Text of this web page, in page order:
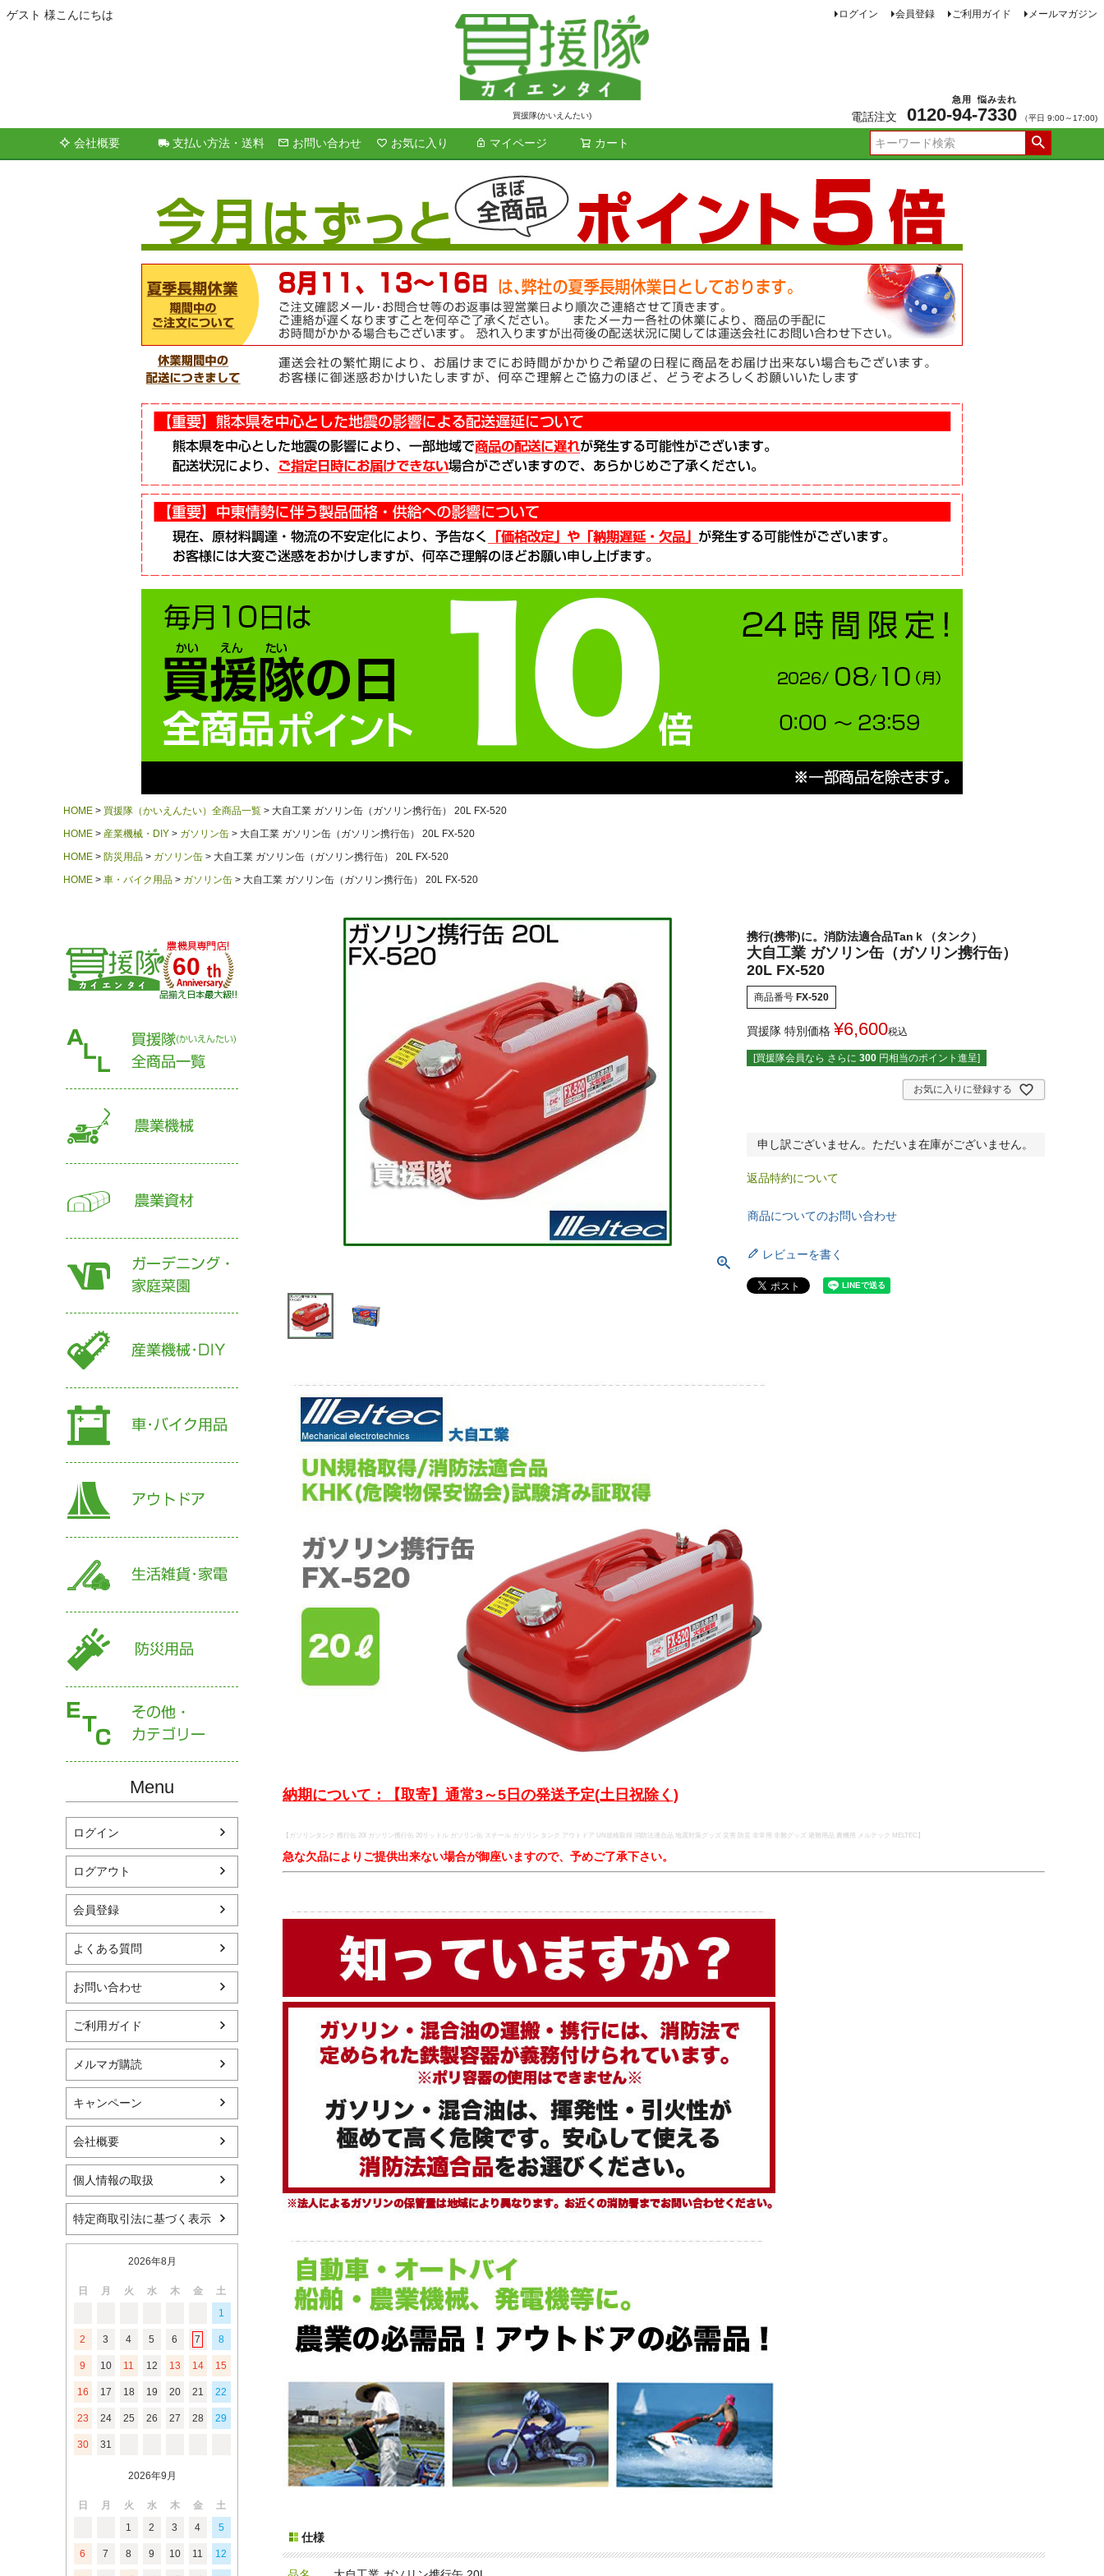
ゲスト 様こんにちは
買援隊(かいえんたい)
ログイン 会員登録 ご利用ガイド メールマガジン
電話注文 0120-94
急用
-7330
悩み去れ
（平日 9:00～17:00)
会社概要 支払い方法・送料 お問い合わせ お気に入り マイページ カート
検索
HOME 買援隊（かいえんたい）全商品一覧
大自工業 ガソリン缶（ガソリン携行缶） 20L FX-520
HOME
産業機械・DIY ガソリン缶
大自工業 ガソリン缶（ガソリン携行缶） 20L FX-520
HOME
防災用品 ガソリン缶
大自工業 ガソリン缶（ガソリン携行缶） 20L FX-520
HOME
車・バイク用品 ガソリン缶 大自工業 ガソリン缶（ガソリン携行缶） 20L FX-520
60
Menu
ログイン
ログアウト
会員登録
よくある質問
お問い合わせ
ご利用ガイド
メルマガ購読
キャンペーン
会社概要
個人情報の取扱
特定商取引法に基づく表示
2026年8月
日 月 火 水 木 金
土
1
2 3 4 5 6 7 8
9 10 11 12 13 14 15
16 17 18 19 20 21 22
23 24 25 26 27 28 29
30 31
2026年9月
日 月 火 水 木 金
土
1
2 3 4 5
6 7 8 9 10 11 12
携行(携帯)に。消防法適合品Tanｋ（タンク）
大自工業 ガソリン缶（ガソリン携行缶）
20L FX-520
商品番号 FX-520
買援隊 特別価格 ¥6,600税込
[買援隊会員なら さらに 300 円相当のポイント進呈]
お気に入りに登録する
申し訳ございません。ただいま在庫がございません。
返品特約について
商品についてのお問い合わせ
レビューを書く
納期について：【取寄】通常3～5日の発送予定(土日祝除く)
【ガソリンタンク 携行缶 20l ガソリン携行缶 20リットル ガソリン缶 スチール ガソリン タンク アウトドア UN規格取得 消防法適合品 地震対策グッズ 災害 防災 非常用 非難グッズ 避難用品 農機用 メルテック MELTEC】
急な欠品によりご提供出来ない場合が御座いますので、予めご了承下さい。
仕様